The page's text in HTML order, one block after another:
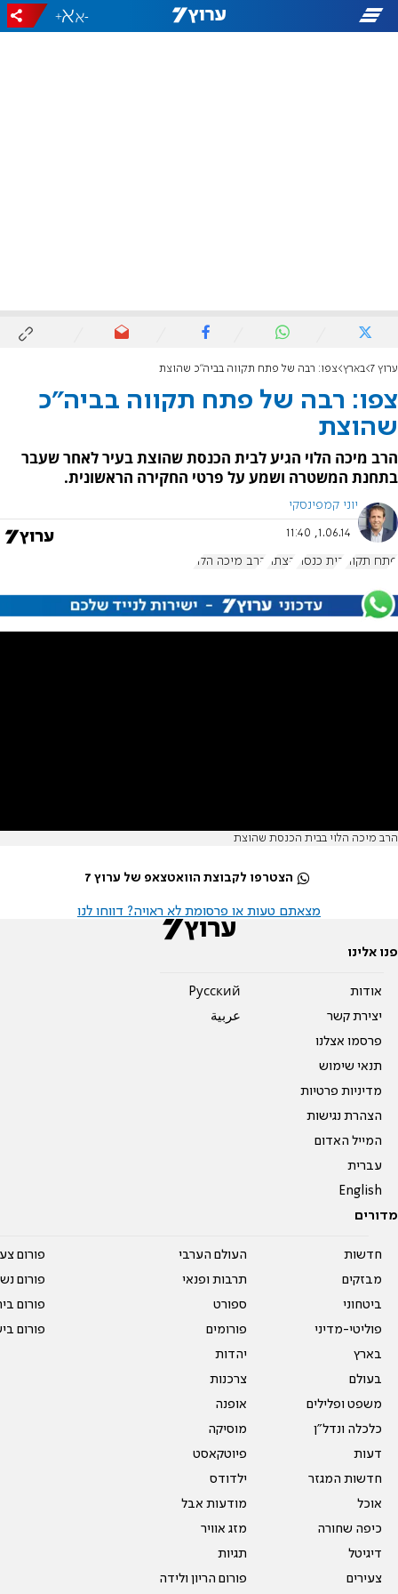
-
+
ערוץ 7 בארץ צפו: רבה של פתח תקווה בביה"כ שהוצת
צפו: רבה של פתח תקווה בביה"כ
שהוצת
הרב מיכה הלוי הגיע לבית הכנסת שהוצת בעיר לאחר שעבר
בתחנת המשטרה ושמע על פרטי החקירה הראשונית.
יוני קמפינסקי
1.06.14, 11:40
פתח תקוה בית כנסת הצתה הרב מיכה הלוי
הרב מיכה הלוי בבית הכנסת שהוצת
הצטרפו לקבוצת הוואטצאפ של ערוץ 7
מצאתם טעות או פרסומת לא ראויה? דווחו לנו
פנו אלינו
אודות
יצירת קשר
פרסמו אצלנו
תנאי שימוש
מדיניות פרטיות
הצהרת נגישות
המייל האדום
עברית
English
Pусский
عربية
מדורים
חדשות
מבזקים
ביטחוני
פוליטי-מדיני
בארץ
בעולם
משפט ופלילים
כלכלה ונדל"ן
דעות
חדשות המגזר
אוכל
כיפה שחורה
דיגיטל
צעירים
העולם הערבי
תרבות ופנאי
ספורט
פורומים
יהדות
צרכנות
אופנה
מוסיקה
פיוטקאסט
ילדודס
מודעות אבל
מזג אוויר
תגיות
פורום הריון ולידה
פורום
פורום
פורום
פורום